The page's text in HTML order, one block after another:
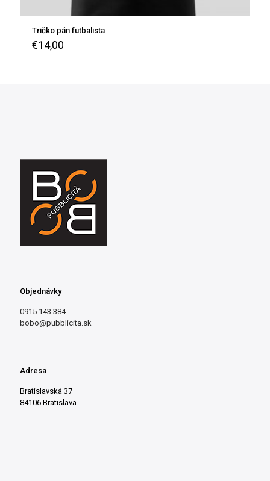
Tričko pán futbalista
€14,00
Objednávky
0915 143 384
bobo@pubblicita.sk
Adresa
Bratislavská 37
84106 Bratislava